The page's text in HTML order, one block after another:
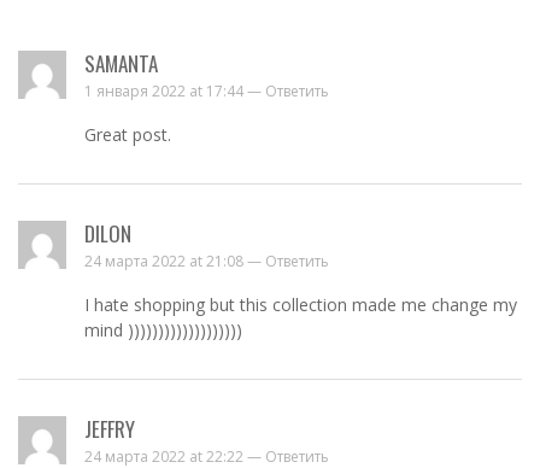
SAMANTA
1 января 2022 at 17:44 — Ответить
Great post.
DILON
24 марта 2022 at 21:08 — Ответить
I hate shopping but this collection made me change my
mind )))))))))))))))))))
JEFFRY
24 марта 2022 at 22:22 — Ответить